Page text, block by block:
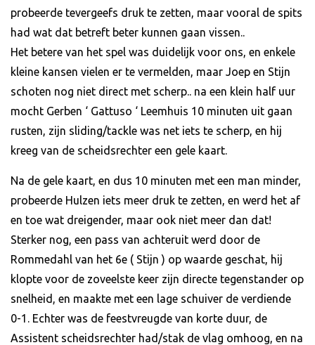
probeerde tevergeefs druk te zetten, maar vooral de spits
had wat dat betreft beter kunnen gaan vissen..
Het betere van het spel was duidelijk voor ons, en enkele
kleine kansen vielen er te vermelden, maar Joep en Stijn
schoten nog niet direct met scherp.. na een klein half uur
mocht Gerben ‘ Gattuso ‘ Leemhuis 10 minuten uit gaan
rusten, zijn sliding/tackle was net iets te scherp, en hij
kreeg van de scheidsrechter een gele kaart.
Na de gele kaart, en dus 10 minuten met een man minder,
probeerde Hulzen iets meer druk te zetten, en werd het af
en toe wat dreigender, maar ook niet meer dan dat!
Sterker nog, een pass van achteruit werd door de
Rommedahl van het 6e ( Stijn ) op waarde geschat, hij
klopte voor de zoveelste keer zijn directe tegenstander op
snelheid, en maakte met een lage schuiver de verdiende
0-1. Echter was de feestvreugde van korte duur, de
Assistent scheidsrechter had/stak de vlag omhoog, en na